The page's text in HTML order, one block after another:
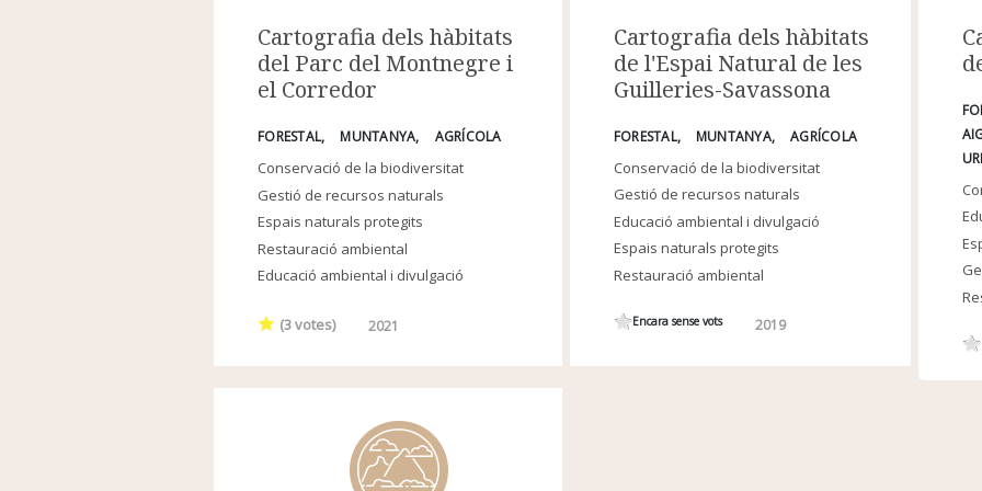
Cartografia dels hàbitats
del Parc del Montnegre i
el Corredor
FORESTAL MUNTANYA AGRÍCOLA
Conservació de la biodiversitat
Gestió de recursos naturals
Espais naturals protegits
Restauració ambiental
Educació ambiental i divulgació
(3votes) 2021
Cartografia dels hàbitats
de l'Espai Natural de les
Guilleries-Savassona
FORESTAL MUNTANYA AGRÍCOLA
Conservació de la biodiversitat
Gestió de recursos naturals
Educació ambiental i divulgació
Espais naturals protegits
Restauració ambiental
Encara sense vots 2019